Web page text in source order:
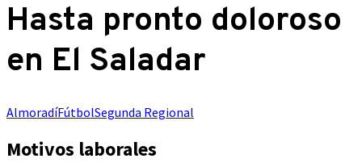
Hasta pronto doloroso
en El Saladar
AlmoradíFútbolSegunda Regional
Motivos laborales